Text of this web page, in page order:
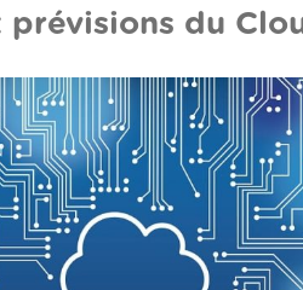
prévisions du